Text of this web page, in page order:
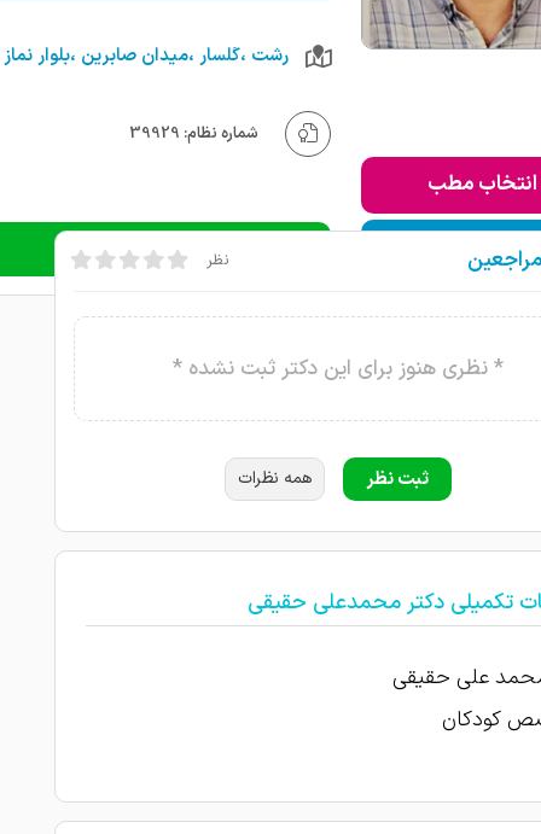
انتخاب مطب
به لیست من
شماره نظام: 39929
دریافت نوبت تلفنی نظر
* نظری هنوز برای این دکتر ثبت نشده *
ثبت نظر همه نظرات
تکمیلی دکتر محمدعلی حقیقی
علی حقیقی
کودکان